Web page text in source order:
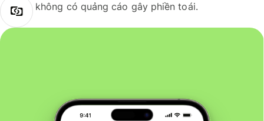
không có quảng cáo gây phiền toái.